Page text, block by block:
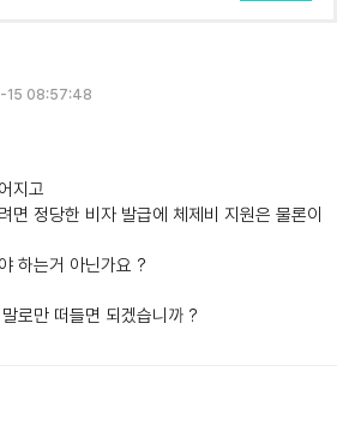
08:57:48
지고
면 정당한 비자 발급에 체제비 지원은 물론이
하는거 아닌가요 ?
로만 떠들면 되겠습니까 ?